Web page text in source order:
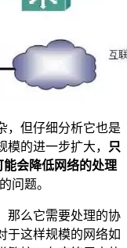
但仔细分析它也是
的进一步扩大， 只
会降低网络的处理
问题。
那么它需要处理的协
于这样规模的网络如